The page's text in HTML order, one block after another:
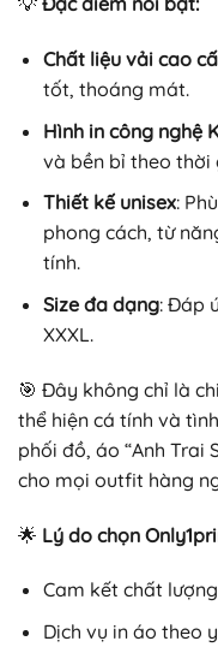
Chất liệu vải cao
tốt, thoáng mát.
Hình in công nghệ
và bền bỉ theo thời
Thiết kế unisex:
phong cách, từ
tính.
Size đa dạng: Đáp
XXXL.
🎯 Đây không chỉ là
thể hiện cá tính và
phối đồ, áo “Anh Trai
cho mọi outfit hàng
🌟 Lý do chọn
Cam kết chất
Dịch vụ in áo theo